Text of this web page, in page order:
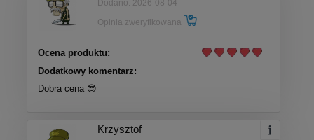
Dodano: 2026-08-04
Opinia zweryfikowana
Ocena produktu:
Dodatkowy komentarz:
Dobra cena 😎
Krzysztof